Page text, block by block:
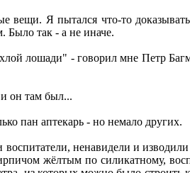
вещи. Я пытался что-то
Было так - а не иначе.
лошади" - говорил мне Петр
он там был...
пан аптекарь - но немало других.
ненавидели и изводили
жёлтым по силикатному,